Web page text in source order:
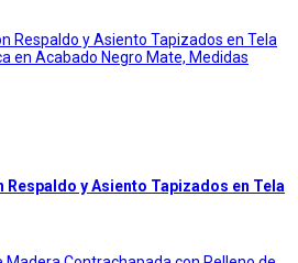
Respaldo y Asiento Tapizados en Tela